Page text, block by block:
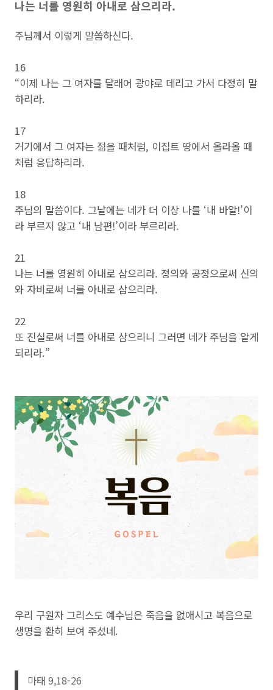
나는 너를 영원히 아내로 삼으리라.
주님께서 이렇게 말씀하신다.
16
“이제 나는 그 여자를 달래어 광야로 데리고 가서 다정히 말
하리라.
17
거기에서 그 여자는 젊을 때처럼, 이집트 땅에서 올라올 때
처럼 응답하리라.
18
주님의 말씀이다. 그날에는 네가 더 이상 나를 ‘내 바알!’이
라 부르지 않고 ‘내 남편!’이라 부르리라.
21
나는 너를 영원히 아내로 삼으리라. 정의와 공정으로써 신의
와 자비로써 너를 아내로 삼으리라.
22
또 진실로써 너를 아내로 삼으리니 그러면 네가 주님을 알게
되리라.”
우리 구원자 그리스도 예수님은 죽음을 없애시고 복음으로
생명을 환히 보여 주셨네.
마태 9,18-26